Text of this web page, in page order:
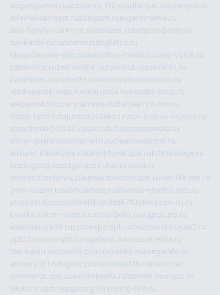
airgungames.ruaccounts-112.ruadler-jun.ruadonyev.ru
alfeihavsalnassr.rualtaipant.ruargentinamia.ru
aria-family.ruarkrym.ruashanet.rubelgorod-day.ru
bankaribi.rubandamn.rubigfatcc.ru
blagodarenie-spb.ruborodino-media.rucard-voice.ru
cardvoice.ruzed-online.ruzvonitut.ruzebra-tlt.ru
zarafshan.ruyork-life.ruvintovoykompressor.ru
vladivostok-map.ruvlknrussia.ruwasabi-shop.ru
webamator.ruzaryna.ruyoutubefree.rux-ton.ru
trade-farm.rutajuncos.rutaksu.rutor-lyubov-i-grom.ru
spayderhed-2022.rusplclub.rustoppamedia.ru
snow-guard.ruslovar-ivrit.rucleanmedicine.ru
shkurki-karakulya.rukanotiforet.spb.rututmassage.ru
ecolog.org.rupraga.spb.rufalcorussia.ru
autodoctorservis.rukamertondom.spb.ru net-life.net.ru
avto-vozim.rusakhcamera.rualliance-electro.spb.ru
stroyavt.rucontrolweb1.rutdsak74.rukinzozo-ru.ru
kvotka.ru iron-snab.rucosta-bella.rueugrus.pp.ru
associaciya39.ruprimexpo.spb.rubezmorchin.ru ia2.ru
cpt21.ru ispecspb.ru regahost.rukolosok-elita.ru
tae-kwon.ruconsrio.com.ru insiam.ruavegainfo.ru
archery161.rubigencyclica.ruvlast16.rukorru.net
sarmiento.spb.suextelopedia.ru lammin-suo.spb.ru
iskatour.spb.rusnpi.org.ru running-line.ru